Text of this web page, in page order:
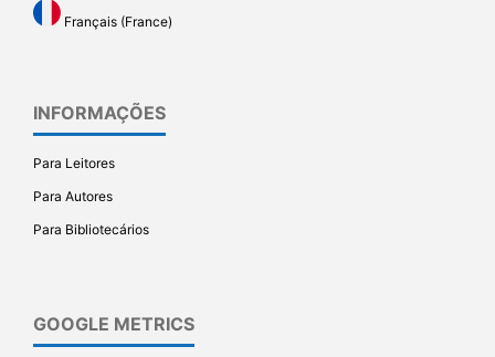
Français (France)
INFORMAÇÕES
Para Leitores
Para Autores
Para Bibliotecários
GOOGLE METRICS